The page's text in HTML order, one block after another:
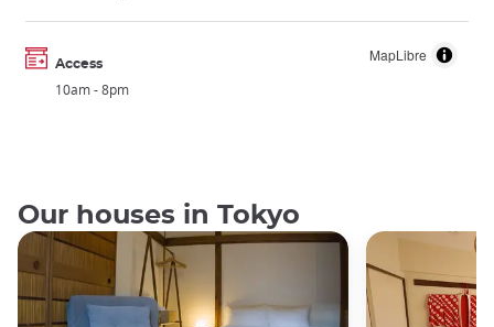
MapLibre
Access
10am - 8pm
Our houses in Tokyo